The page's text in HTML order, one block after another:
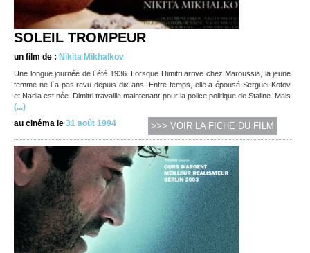
SOLEIL TROMPEUR
un film de : Nikita Mikhalkov
Une longue journée de l`été 1936. Lorsque Dimitri arrive chez Maroussia, la jeune
femme ne l`a pas revu depuis dix ans. Entre-temps, elle a épousé Serguei Kotov
et Nadia est née. Dimitri travaille maintenant pour la police politique de Staline. Mais
(...)
au cinéma le 31 août 1994 >>> VOIR LA FICHE DU FILM